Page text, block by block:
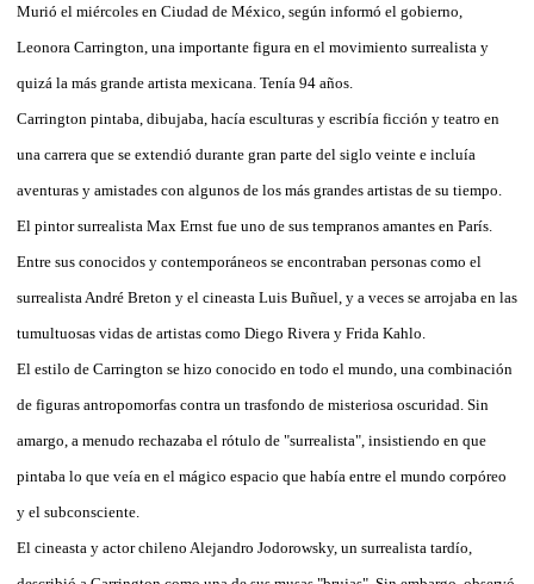
Murió el miércoles en Ciudad de México, según informó el gobierno,
Leonora Carrington, una importante figura en el movimiento surrealista y
quizá la más grande artista mexicana. Tenía 94 años.
Carrington pintaba, dibujaba, hacía esculturas y escribía ficción y teatro en
una carrera que se extendió durante gran parte del siglo veinte e incluía
aventuras y amistades con algunos de los más grandes artistas de su tiempo.
El pintor surrealista Max Ernst fue uno de sus tempranos amantes en París.
Entre sus conocidos y contemporáneos se encontraban personas como el
surrealista André Breton y el cineasta Luis Buñuel, y a veces se arrojaba en las
tumultuosas vidas de artistas como Diego Rivera y Frida Kahlo.
El estilo de Carrington se hizo conocido en todo el mundo, una combinación
de figuras antropomorfas contra un trasfondo de misteriosa oscuridad. Sin
amargo, a menudo rechazaba el rótulo de "surrealista", insistiendo en que
pintaba lo que veía en el mágico espacio que había entre el mundo corpóreo
y el subconsciente.
El cineasta y actor chileno Alejandro Jodorowsky, un surrealista tardío,